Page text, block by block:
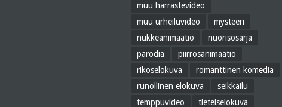
muu harrastevideo
muu urheiluvideo
mysteeri
nukkeanimaatio
nuorisosarja
parodia
piirrosanimaatio
rikoselokuva
romanttinen komedia
runollinen elokuva
seikkailu
temppuvideo
tieteiselokuva